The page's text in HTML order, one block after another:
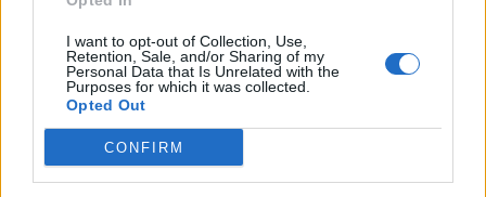
I want to opt-out of Collection, Use,
Retention, Sale, and/or Sharing of my
Personal Data that Is Unrelated with the
Purposes for which it was collected.
Opted Out
CONFIRM